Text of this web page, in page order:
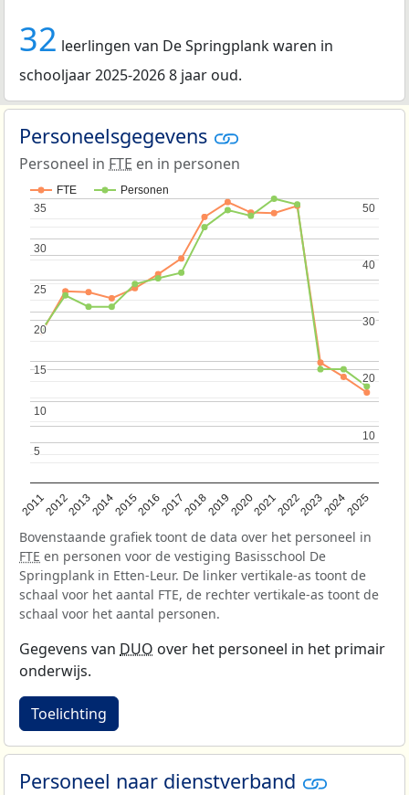
32 leerlingen van De Springplank waren in
schooljaar 2025-2026 8 jaar oud.
Personeelsgegevens
Personeel in FTE en in personen
FTE Personen
201120122013201420152016201720182019202020212022202320242025
5
5
10
10
15
15
20
20
25
25
30
30
35
35
10
10
20
20
30
30
40
40
50
50
Bovenstaande grafiek toont de data over het personeel in
FTE en personen voor de vestiging Basisschool De
Springplank in Etten-Leur. De linker vertikale-as toont de
schaal voor het aantal FTE, de rechter vertikale-as toont de
schaal voor het aantal personen.
Gegevens van DUO over het personeel in het primair
onderwijs.
Toelichting
Personeel naar dienstverband